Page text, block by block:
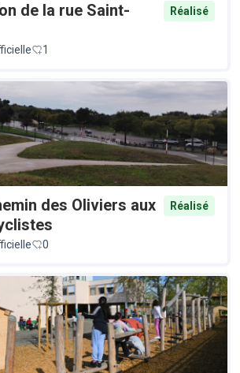
de la rue Saint-
Réalisé
1
des Oliviers aux
Réalisé
0